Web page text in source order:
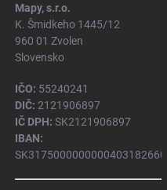
Mapy, s.r.o.
K. Šmidkeho 1445/12
960 01 Zvolen
Slovensko
IČO: 55240241
DIČ: 2121906897
IČ DPH: SK2121906897
IBAN:
SK31750000000004031826604